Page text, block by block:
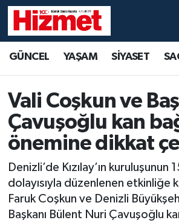
GÜNCEL YAŞAM SİYASET
Vali Coşkun ve
Çavuşoğlu kan
önemine dikkat
Denizli’de Kızılay’ın kuruluşunun
dolayısıyla düzenlenen etkinliğe
Faruk Coşkun ve Denizli
Başkanı Bülent Nuri Çavuşoğlu
YAŞAM
SİYASET
SAĞLIK
EKONOMİ
KÜLTÜR SANAT
Denizli Hava Durumu
Denizli Trafik Yoğunluk
Süper Lig Puan Durumu ve
Tüm Manşetler
Son Dakika Haberleri